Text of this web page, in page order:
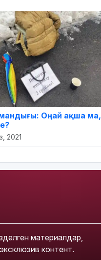
Оңай ақша ма,
2021
материалдар,
эксклюзив контент.